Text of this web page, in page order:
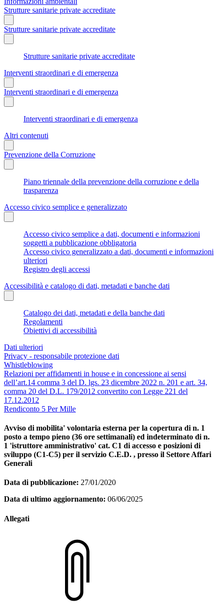
Strutture sanitarie private accreditate
Strutture sanitarie private accreditate
Strutture sanitarie private accreditate
Interventi straordinari e di emergenza
Interventi straordinari e di emergenza
Interventi straordinari e di emergenza
Altri contenuti
Prevenzione della Corruzione
Piano triennale della prevenzione della corruzione e della
trasparenza
Accesso civico semplice e generalizzato
Accesso civico semplice a dati, documenti e informazioni
soggetti a pubblicazione obbligatoria
Accesso civico generalizzato a dati, documenti e informazioni
ulteriori
Registro degli accessi
Accessibilità e catalogo di dati, metadati e banche dati
Catalogo dei dati, metadati e della banche dati
Regolamenti
Obiettivi di accessibilità
Dati ulteriori
Privacy - responsabile protezione dati
Whistleblowing
Relazioni per affidamenti in house e in concessione ai sensi
dell’art.14 comma 3 del D. lgs. 23 dicembre 2022 n. 201 e art. 34,
comma 20 del D.L. 179/2012 convertito con Legge 221 del
17.12.2012
Rendiconto 5 Per Mille
Avviso di mobilita' volontaria esterna per la copertura di n. 1
posto a tempo pieno (36 ore settimanali) ed indeterminato di n.
1 'istruttore amministrativo' cat. C1 di accesso e posizioni di
sviluppo (C1-C5) per il servizio C.E.D. , presso il Settore Affari
Generali
Data di pubblicazione: 27/01/2020
Data di ultimo aggiornamento: 06/06/2025
Allegati